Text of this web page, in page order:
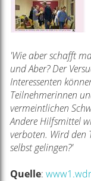
'Wie aber schafft
und Aber? Der
Interessenten
Teilnehmerinnen
vermeintlichen
Andere Hilfsmittel
verboten. Wird den
selbst gelingen?'
Quelle: